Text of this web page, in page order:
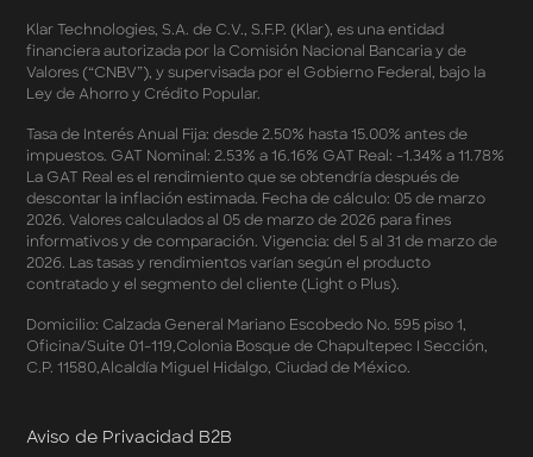
Términos y Condiciones – Fechas Dobles “3 de 3” 2026
Mercado Libre
Términos y Condiciones - Reducción Tasa de Interés en
Términos y Condiciones - Apartados - Tasas
Preferentes Febrero 2026
Términos y Condiciones - Programa de Cashback
AWIN
Pago de Servicios a MSI – Supermercados Enero -
Marzo 2026
Términos y Condiciones - Meses Sin Intereses y SplitK
Cashback
Términos y Condiciones Aplicables a la Tarjeta de
Apartados
Klar Technologies, S.A. de C.V., S.F.P. (Klar), es una entidad
financiera autorizada por la Comisión Nacional Bancaria y de
Valores (“CNBV”), y supervisada por el Gobierno Federal, bajo la
Ley de Ahorro y Crédito Popular.
Tasa de Interés Anual Fija: desde 2.50% hasta 15.00% antes de
impuestos. GAT Nominal: 2.53% a 16.16% GAT Real: -1.34% a 11.78%
La GAT Real es el rendimiento que se obtendría después de
descontar la inflación estimada. Fecha de cálculo: 05 de marzo
2026. Valores calculados al 05 de marzo de 2026 para fines
informativos y de comparación. Vigencia: del 5 al 31 de marzo de
2026. Las tasas y rendimientos varían según el producto
contratado y el segmento del cliente (Light o Plus).
Domicilio: Calzada General Mariano Escobedo No. 595 piso 1,
Oficina/Suite 01-119,Colonia Bosque de Chapultepec I Sección,
C.P. 11580,Alcaldía Miguel Hidalgo, Ciudad de México.
Aviso de Privacidad B2B